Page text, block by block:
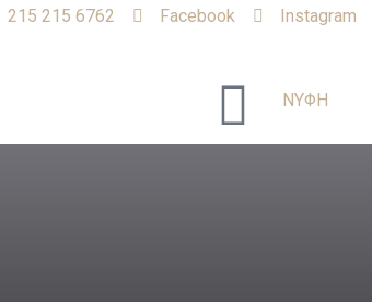
215 215 6762 Facebook Instagram
ΝΥΦΗ